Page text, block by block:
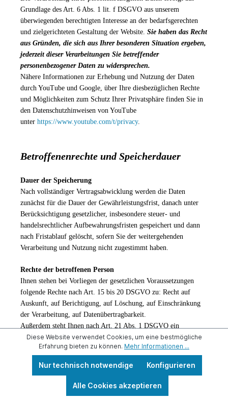
Grundlage des Art. 6 Abs. 1 lit. f DSGVO aus unserem
überwiegenden berechtigten Interesse an der bedarfsgerechten
und zielgerichteten Gestaltung der Website. Sie haben das Recht
aus Gründen, die sich aus Ihrer besonderen Situation ergeben,
jederzeit dieser Verarbeitungen Sie betreffender
personenbezogener Daten zu widersprechen.
Nähere Informationen zur Erhebung und Nutzung der Daten
durch YouTube und Google, über Ihre diesbezüglichen Rechte
und Möglichkeiten zum Schutz Ihrer Privatsphäre finden Sie in
den Datenschutzhinweisen von YouTube
unter https://www.youtube.com/t/privacy.
Betroffenenrechte und Speicherdauer
Dauer der Speicherung
Nach vollständiger Vertragsabwicklung werden die Daten
zunächst für die Dauer der Gewährleistungsfrist, danach unter
Berücksichtigung gesetzlicher, insbesondere steuer- und
handelsrechtlicher Aufbewahrungsfristen gespeichert und dann
nach Fristablauf gelöscht, sofern Sie der weitergehenden
Verarbeitung und Nutzung nicht zugestimmt haben.
Rechte der betroffenen Person
Ihnen stehen bei Vorliegen der gesetzlichen Voraussetzungen
folgende Rechte nach Art. 15 bis 20 DSGVO zu: Recht auf
Auskunft, auf Berichtigung, auf Löschung, auf Einschränkung
der Verarbeitung, auf Datenübertragbarkeit.
Außerdem steht Ihnen nach Art. 21 Abs. 1 DSGVO ein
Widerspruchsrecht gegen die Verarbeitungen zu, die auf Art. 6
Abs. 1 f DSGVO beruhen, sowie gegen die Verarbeitung zum
Beschwerderecht bei der Aufsichtsbehörde
Diese Website verwendet Cookies, um eine bestmögliche
Erfahrung bieten zu können. Mehr Informationen ...
Nur technisch notwendige Konfigurieren
Alle Cookies akzeptieren